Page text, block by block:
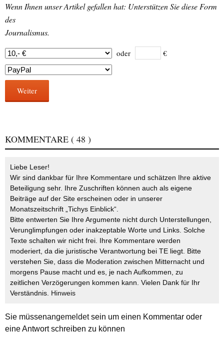
Wenn Ihnen unser Artikel gefallen hat: Unterstützen Sie diese Form
des
Journalismus.
oder €
Weiter
KOMMENTARE ( 48 )
Liebe Leser!
Wir sind dankbar für Ihre Kommentare und schätzen Ihre aktive
Beteiligung sehr. Ihre Zuschriften können auch als eigene
Beiträge auf der Site erscheinen oder in unserer
Monatszeitschrift „Tichys Einblick“.
Bitte entwerten Sie Ihre Argumente nicht durch Unterstellungen,
Verunglimpfungen oder inakzeptable Worte und Links. Solche
Texte schalten wir nicht frei. Ihre Kommentare werden
moderiert, da die juristische Verantwortung bei TE liegt. Bitte
verstehen Sie, dass die Moderation zwischen Mitternacht und
morgens Pause macht und es, je nach Aufkommen, zu
zeitlichen Verzögerungen kommen kann. Vielen Dank für Ihr
Verständnis. Hinweis
Sie müssenangemeldetsein um einen Kommentar oder
eine Antwort schreiben zu können